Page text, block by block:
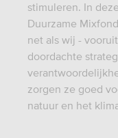
stimuleren. In
Duurzame
net als wij -
doordachte
zorgen ze goed
natuur en het